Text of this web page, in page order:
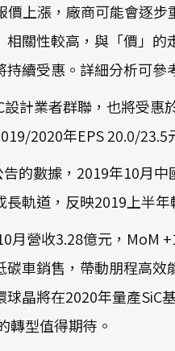
價上漲，廠商可能會逐
相關性較高，與「價」的
持續受惠。詳細分析可參
設計業者群聯，也將受
2020年EPS 20.0/
的數據，2019年10月
軌道，反映2019上半年
月營收3.28億元，MoM
碳車銷售，帶動朋程高
球晶將在2020年量產SiC
轉型值得期待。